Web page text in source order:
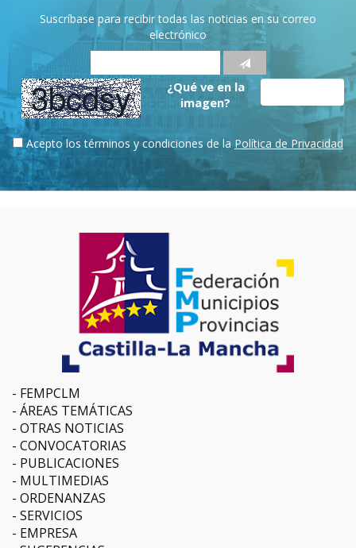
Suscríbase para recibir todas las noticias en su correo
electrónico
¿Qué ve en la
imagen?
Acepto los términos y condiciones de la Política de Privacidad
FEMPCLM
ÁREAS TEMÁTICAS
OTRAS NOTICIAS
CONVOCATORIAS
PUBLICACIONES
MULTIMEDIAS
ORDENANZAS
SERVICIOS
EMPRESA